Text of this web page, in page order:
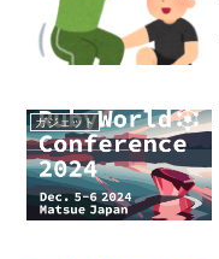
ガジェット